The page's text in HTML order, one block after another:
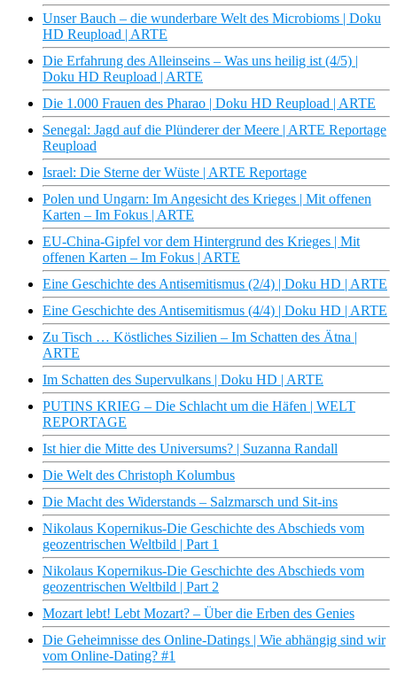
Unser Bauch – die wunderbare Welt des Microbioms | Doku
HD Reupload | ARTE
Die Erfahrung des Alleinseins – Was uns heilig ist (4/5) |
Doku HD Reupload | ARTE
Die 1.000 Frauen des Pharao | Doku HD Reupload | ARTE
Senegal: Jagd auf die Plünderer der Meere | ARTE Reportage
Reupload
Israel: Die Sterne der Wüste | ARTE Reportage
Polen und Ungarn: Im Angesicht des Krieges | Mit offenen
Karten – Im Fokus | ARTE
EU-China-Gipfel vor dem Hintergrund des Krieges | Mit
offenen Karten – Im Fokus | ARTE
Eine Geschichte des Antisemitismus (2/4) | Doku HD | ARTE
Eine Geschichte des Antisemitismus (4/4) | Doku HD | ARTE
Zu Tisch … Köstliches Sizilien – Im Schatten des Ätna |
ARTE
Im Schatten des Supervulkans | Doku HD | ARTE
PUTINS KRIEG – Die Schlacht um die Häfen | WELT
REPORTAGE
Ist hier die Mitte des Universums? | Suzanna Randall
Die Welt des Christoph Kolumbus
Die Macht des Widerstands – Salzmarsch und Sit-ins
Nikolaus Kopernikus-Die Geschichte des Abschieds vom
geozentrischen Weltbild | Part 1
Nikolaus Kopernikus-Die Geschichte des Abschieds vom
geozentrischen Weltbild | Part 2
Mozart lebt! Lebt Mozart? – Über die Erben des Genies
Die Geheimnisse des Online-Datings | Wie abhängig sind wir
vom Online-Dating? #1